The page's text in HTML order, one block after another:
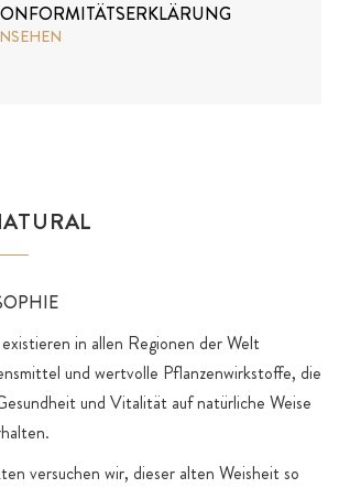
in allen Regionen der Welt
und wertvolle Pflanzenwirkstoffe, die
und Vitalität auf natürliche Weise
versuchen wir, dieser alten Weisheit so